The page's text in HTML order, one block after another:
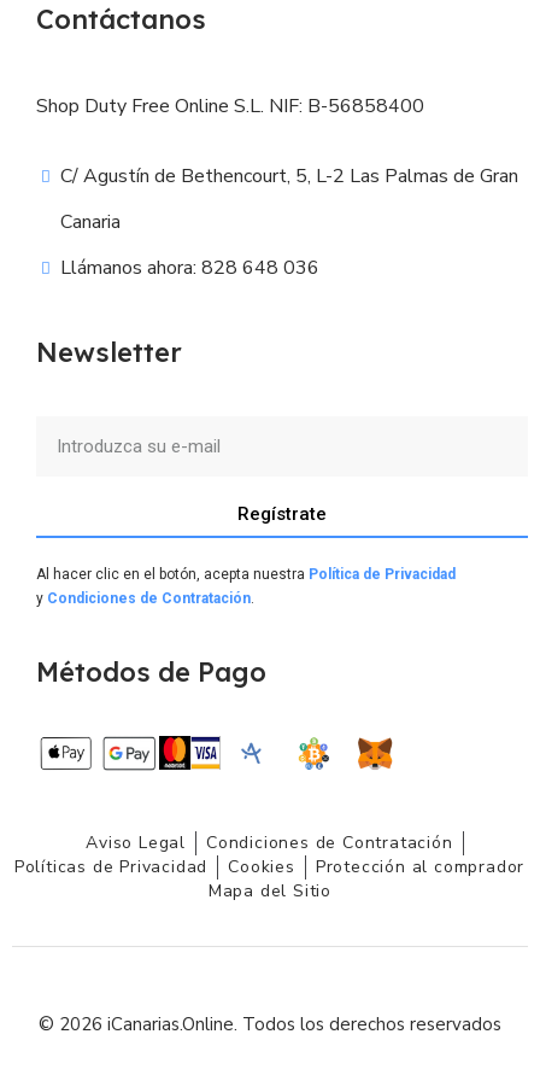
Contáctanos
Shop Duty Free Online S.L. NIF: B-56858400
C/ Agustín de Bethencourt, 5, L-2 Las Palmas de Gran
Canaria
Llámanos ahora: 828 648 036
Newsletter
Regístrate
Al hacer clic en el botón, acepta nuestra Política de Privacidad
y Condiciones de Contratación.
Métodos de Pago
Aviso Legal
Condiciones de Contratación
Políticas de Privacidad
Cookies
Protección al comprador
Mapa del Sitio
© 2026 iCanarias.Online. Todos los derechos reservados